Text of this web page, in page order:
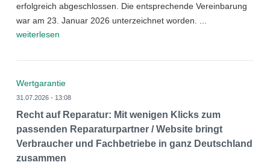
erfolgreich abgeschlossen. Die entsprechende Vereinbarung
war am 23. Januar 2026 unterzeichnet worden. ...
weiterlesen
Wertgarantie
31.07.2026 - 13:08
Recht auf Reparatur: Mit wenigen Klicks zum
passenden Reparaturpartner / Website bringt
Verbraucher und Fachbetriebe in ganz Deutschland
zusammen